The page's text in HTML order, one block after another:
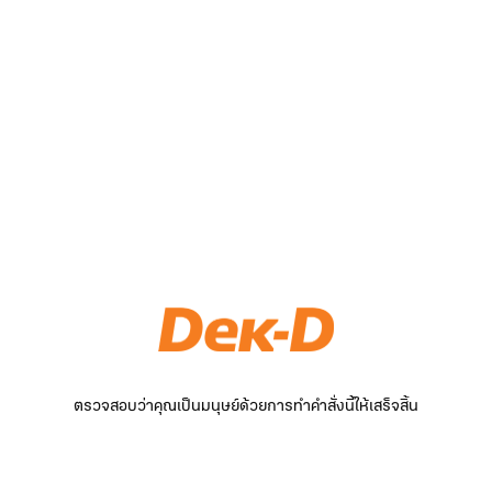
ตรวจสอบว่าคุณเป็นมนุษย์ด้วยการทำคำสั่งนี้ให้เสร็จสิ้น